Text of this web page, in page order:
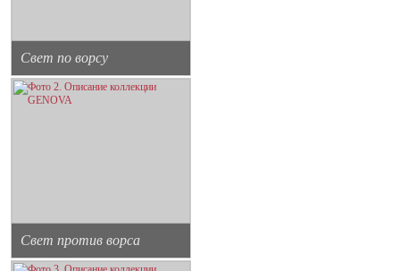
Свет по ворсу
Свет против ворса